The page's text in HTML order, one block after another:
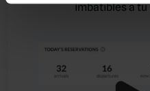
imbatibles a